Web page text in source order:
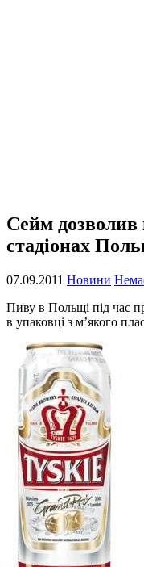
Сейм
стадіонах
07.09.2011 Новини
Пиву в Польщі під час
в упаковці з м’якого